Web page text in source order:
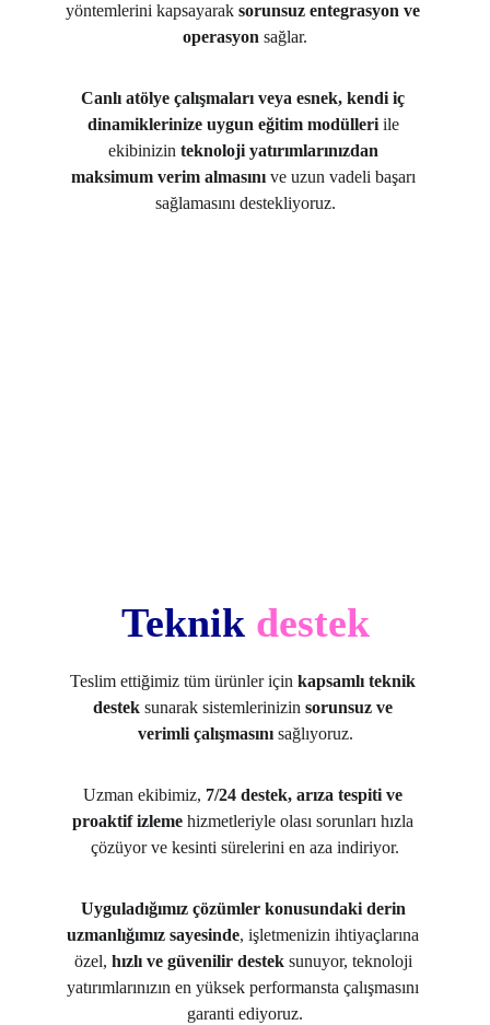
yöntemlerini kapsayarak sorunsuz entegrasyon ve
operasyon sağlar.
Canlı atölye çalışmaları veya esnek, kendi iç
dinamiklerinize uygun eğitim modülleri ile
ekibinizin teknoloji yatırımlarınızdan
maksimum verim almasını ve uzun vadeli başarı
sağlamasını destekliyoruz.
Teknik destek
Teslim ettiğimiz tüm ürünler için kapsamlı teknik
destek sunarak sistemlerinizin sorunsuz ve
verimli çalışmasını sağlıyoruz.
Uzman ekibimiz, 7/24 destek, arıza tespiti ve
proaktif izleme hizmetleriyle olası sorunları hızla
çözüyor ve kesinti sürelerini en aza indiriyor.
Uyguladığımız çözümler konusundaki derin
uzmanlığımız sayesinde, işletmenizin ihtiyaçlarına
özel, hızlı ve güvenilir destek sunuyor, teknoloji
yatırımlarınızın en yüksek performansta çalışmasını
garanti ediyoruz.